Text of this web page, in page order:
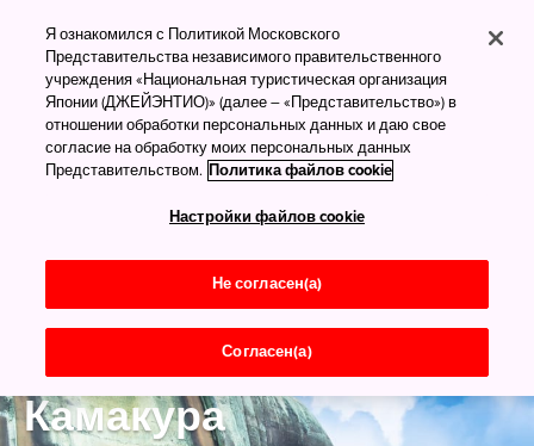
Канагава
Камакура
Я ознакомился с Политикой Московского
Представительства независимого правительственного
учреждения «Национальная туристическая организация
Японии (ДЖЕЙЭНТИО)» (далее – «Представительство») в
отношении обработки персональных данных и даю свое
согласие на обработку моих персональных данных
Представительством. Политика файлов cookie
Настройки файлов cookie
Не согласен(а)
Согласен(а)